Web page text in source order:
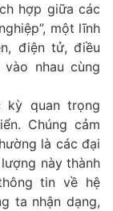
hợp giữa các
một lĩnh
điện tử, điều
nhau cùng
quan trọng
Chúng cảm
là các đại
này thành
tin về hệ
ta nhận dạng,